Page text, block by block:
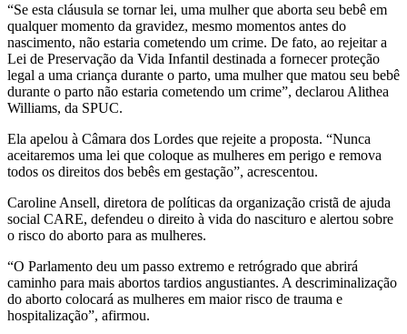
“Se esta cláusula se tornar lei, uma mulher que aborta seu bebê em
qualquer momento da gravidez, mesmo momentos antes do
nascimento, não estaria cometendo um crime. De fato, ao rejeitar a
Lei de Preservação da Vida Infantil destinada a fornecer proteção
legal a uma criança durante o parto, uma mulher que matou seu bebê
durante o parto não estaria cometendo um crime”, declarou Alithea
Williams, da SPUC.
Ela apelou à Câmara dos Lordes que rejeite a proposta. “Nunca
aceitaremos uma lei que coloque as mulheres em perigo e remova
todos os direitos dos bebês em gestação”, acrescentou.
Caroline Ansell, diretora de políticas da organização cristã de ajuda
social CARE, defendeu o direito à vida do nascituro e alertou sobre
o risco do aborto para as mulheres.
“O Parlamento deu um passo extremo e retrógrado que abrirá
caminho para mais abortos tardios angustiantes. A descriminalização
do aborto colocará as mulheres em maior risco de trauma e
hospitalização”, afirmou.